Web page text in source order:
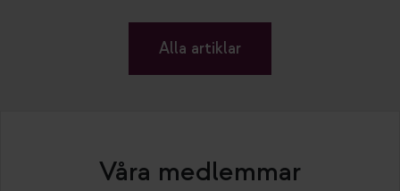
Alla artiklar
Våra medlemmar